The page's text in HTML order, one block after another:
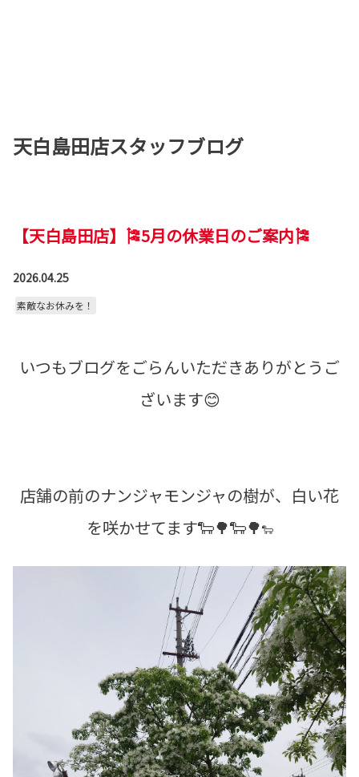
天白島田店スタッフブログ
【天白島田店】🎏5月の休業日のご案内🎏
2026.04.25
素敵なお休みを！
いつもブログをごらんいただきありがとうご
ざいます😊
店舗の前のナンジャモンジャの樹が、白い花
を咲かせてます🐑🌳🐑🌳🐑